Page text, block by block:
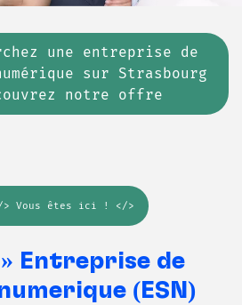
une entreprise de
sur Strasbourg
notre offre
> Vous êtes ici ! </>
» Entreprise de
(ESN)